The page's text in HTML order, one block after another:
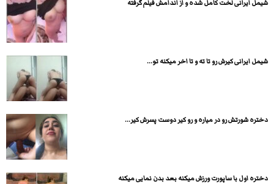
شیمل ایرانی لخت کامل شده و از اندامش فیلم گرفته
شیمل ایرانی کیرش رو تا ته و تا اخر میکنه تو...
دختره شورتش رو در میاره و رو کیر دوست پسرش کیر...
دختره اول با ساپورت ورزش میکنه بعد بدن نمایی میکنه